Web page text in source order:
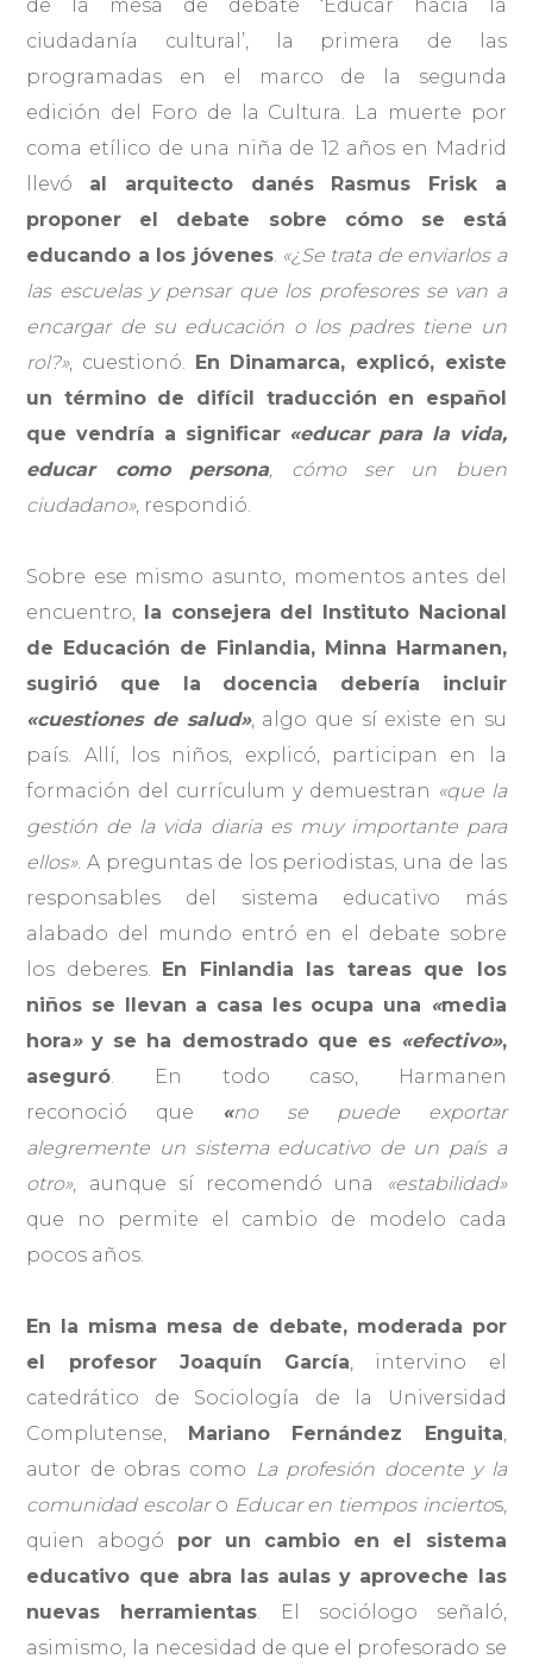
de la mesa de debate ‘Educar hacia la
ciudadanía cultural’, la primera de las
programadas en el marco de la segunda
edición del Foro de la Cultura. La muerte por
coma etílico de una niña de 12 años en Madrid
llevó al arquitecto danés Rasmus Frisk a
proponer el debate sobre cómo se está
educando a los jóvenes. «¿Se trata de enviarlos a
las escuelas y pensar que los profesores se van a
encargar de su educación o los padres tiene un
rol?», cuestionó.
En Dinamarca, explicó, existe
un término de difícil traducción en español
que vendría a significar «educar para la vida,
educar como persona, cómo ser un buen
ciudadano», respondió.
Sobre ese mismo asunto, momentos antes del
encuentro,
la consejera del Instituto Nacional
de Educación de Finlandia, Minna Harmanen,
sugirió que la docencia debería incluir
«cuestiones de salud», algo que sí existe en su
país. Allí, los niños, explicó, participan en la
formación del currículum y demuestran «que la
gestión de la vida diaria es muy importante para
ellos». A preguntas de los periodistas, una de las
responsables del sistema educativo más
alabado del mundo entró en el debate sobre
los deberes.
En Finlandia las tareas que los
niños se llevan a casa les ocupa una «media
hora»y se ha demostrado que es «efectivo»,
aseguró. En todo caso, Harmanen
reconoció que
«no se puede exportar
alegremente un sistema educativo de un país a
otro», aunque sí recomendó una «estabilidad»
que no permite el cambio de modelo cada
pocos años.
En la misma mesa de debate, moderada por
el profesor Joaquín García, intervino el
catedrático de Sociología de la Universidad
Complutense,
Mariano Fernández Enguita,
autor de obras como La profesión docente y la
comunidad escolaro Educar en tiempos inciertos,
quien abogó por un cambio en el sistema
educativo que abra las aulas y aproveche las
nuevas herramientas. El sociólogo señaló,
asimismo, la necesidad de que el profesorado se